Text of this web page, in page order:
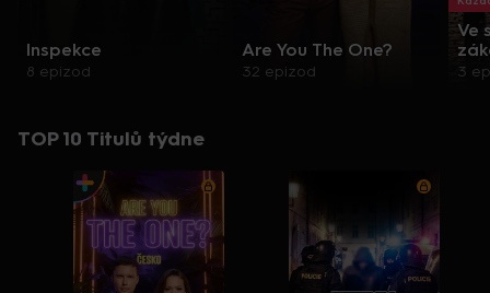
Inspekce
8 epizod
Are You The One?
32 epizod
Ve
3
TOP 10 Titulů týdne